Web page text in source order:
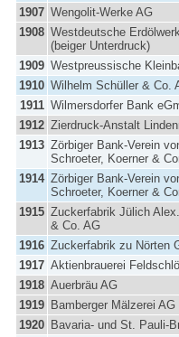
1907 Wengolit-Werke AG
1908 Westdeutsche
(beiger Unterdruck)
1909 Westpreussische
1910 Wilhelm Schüller & Co.
1911 Wilmersdorfer Bank
1912 Zierdruck-Anstalt
1913 Zörbiger Bank-Verein
Schroeter, Koerner &
1914 Zörbiger Bank-Verein
Schroeter, Koerner &
1915 Zuckerfabrik Jülich
& Co. AG
1916 Zuckerfabrik zu Nörten
1917 Aktienbrauerei
1918 Auerbräu AG
1919 Bamberger Mälzerei AG
1920 Bavaria- und St. Pauli-